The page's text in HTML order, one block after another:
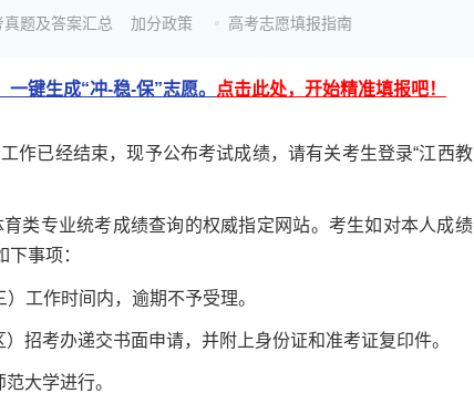
真题及答案汇总
加分政策
高考志愿填报指南
键生成“冲-稳-保”志愿。 点击此处，开始精准填报吧！
已经结束，现予公布考试成绩，请有关考生登录“江西
类专业统考成绩查询的权威指定网站。考生如对本人成
事项：
工作时间内，逾期不予受理。
考办递交书面申请，并附上身份证和准考证复印件。
大学进行。